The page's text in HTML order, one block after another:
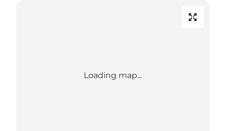
Loading map...